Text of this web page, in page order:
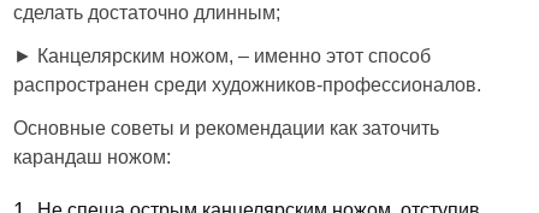
сделать достаточно длинным;
► Канцелярским ножом, – именно этот способ
распространен среди художников-профессионалов.
Основные советы и рекомендации как заточить
карандаш ножом: